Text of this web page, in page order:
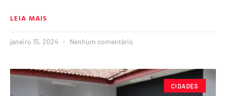
LEIA MAIS
janeiro 15, 2024 Nenhum comentário
CIDADES